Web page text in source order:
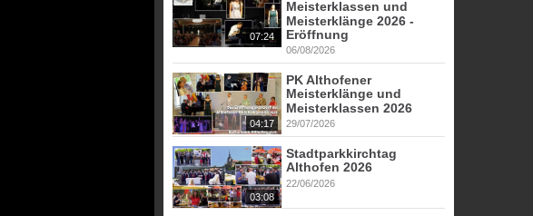
07:24
Meisterklassen und
Meisterklänge 2026 -
Eröffnung
06/08/2026
04:17
PK Althofener
Meisterklänge und
Meisterklassen 2026
29/07/2026
03:08
Stadtparkkirchtag
Althofen 2026
22/06/2026